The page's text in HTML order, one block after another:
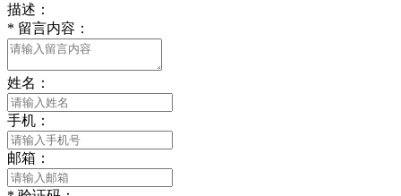
描述：
* 留言内容：
姓名：
手机：
邮箱：